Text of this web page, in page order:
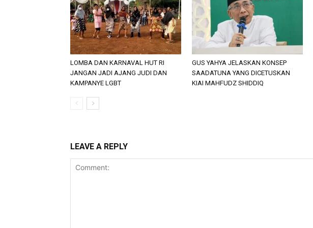
LOMBA DAN KARNAVAL HUT RI
JANGAN JADI AJANG JUDI DAN
KAMPANYE LGBT
GUS YAHYA JELASKAN KONSEP
SAADATUNA YANG DICETUSKAN
KIAI MAHFUDZ SHIDDIQ
LEAVE A REPLY